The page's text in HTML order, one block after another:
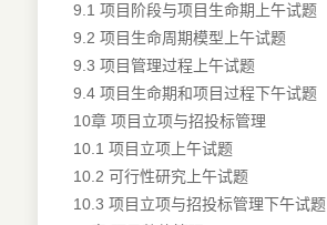
9.1 项目阶段与项目生命期上午试题
9.2 项目生命周期模型上午试题
9.3 项目管理过程上午试题
9.4 项目生命期和项目过程下午试题
10章 项目立项与招投标管理
10.1 项目立项上午试题
10.2 可行性研究上午试题
10.3 项目立项与招投标管理下午试题